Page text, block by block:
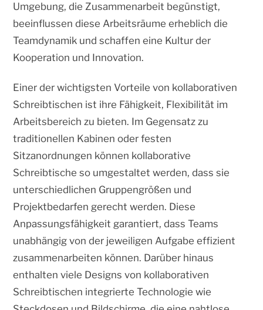
Umgebung, die Zusammenarbeit begünstigt,
beeinflussen diese Arbeitsräume erheblich die
Teamdynamik und schaffen eine Kultur der
Kooperation und Innovation.
Einer der wichtigsten Vorteile von kollaborativen
Schreibtischen ist ihre Fähigkeit, Flexibilität im
Arbeitsbereich zu bieten. Im Gegensatz zu
traditionellen Kabinen oder festen
Sitzanordnungen können kollaborative
Schreibtische so umgestaltet werden, dass sie
unterschiedlichen Gruppengrößen und
Projektbedarfen gerecht werden. Diese
Anpassungsfähigkeit garantiert, dass Teams
unabhängig von der jeweiligen Aufgabe effizient
zusammenarbeiten können. Darüber hinaus
enthalten viele Designs von kollaborativen
Schreibtischen integrierte Technologie wie